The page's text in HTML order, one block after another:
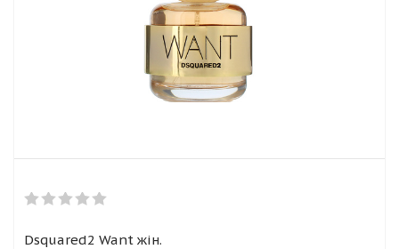
Dsquared2 Want жін.